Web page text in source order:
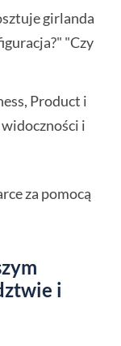
girlanda
"Czy
Product i
i
za pomocą
i